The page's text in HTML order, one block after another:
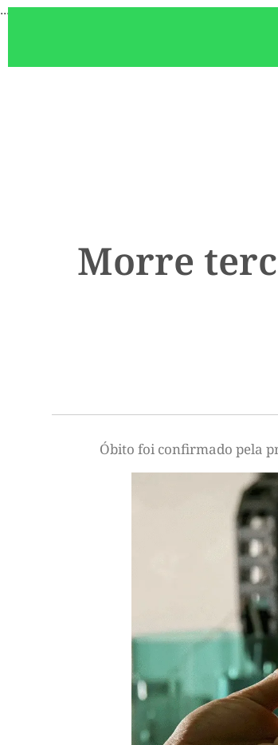
...
Morre
Óbito foi confirmado pela